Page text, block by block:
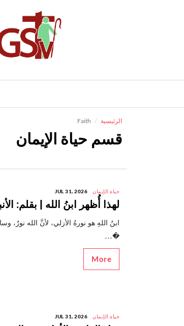
الرئيسية Faith
قسم حياة الإيمان
حياة الإيمان JUL 31, 2026
لهذا أُظهر ابنُ الله | بقلم:
ابنُ اللهِ هو نورهُ الأزلي، لأنَّ الله
�...
More
حياة الإيمان JUL 31, 2026